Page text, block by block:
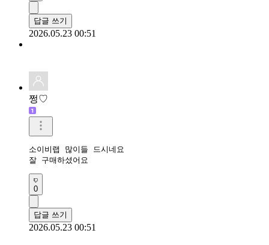
답글 쓰기
2026.05.23 00:51
쩡♡
소이비랩 많이들 드시네요
잘 구매하셨어요
0
답글 쓰기
2026.05.23 00:51